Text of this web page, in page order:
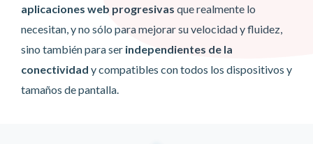
aplicaciones web progresivas que realmente lo
necesitan, y no sólo para mejorar su velocidad y fluidez,
sino también para ser independientes de la
conectividad y compatibles con todos los dispositivos y
tamaños de pantalla.